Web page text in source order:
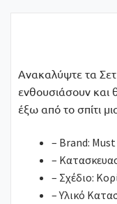
Ανακαλύψτε τα
ενθουσιάσουν και
έξω από το σπίτι
– Brand:
–
– Σχέδιο:
– Υλικό